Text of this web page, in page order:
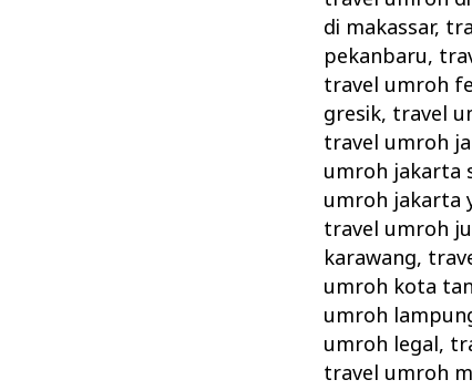
di makassar,
pekanbaru,
travel umroh
gresik, travel
travel umroh
umroh jakarta
umroh jakarta
travel umroh
karawang,
umroh kota
umroh
umroh legal,
travel umroh